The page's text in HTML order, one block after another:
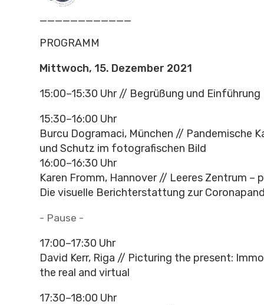
____________
PROGRAMM
Mittwoch, 15. Dezember 2021
15:00–15:30 Uhr // Begrüßung und Einführung
15:30–16:00 Uhr
Burcu Dogramaci, München // Pandemische
und Schutz im fotografischen Bild
16:00–16:30 Uhr
Karen Fromm, Hannover // Leeres Zentrum –
Die visuelle Berichterstattung zur
- Pause -
17:00–17:30 Uhr
David Kerr, Riga // Picturing the present:
the real and virtual
17:30–18:00 Uhr